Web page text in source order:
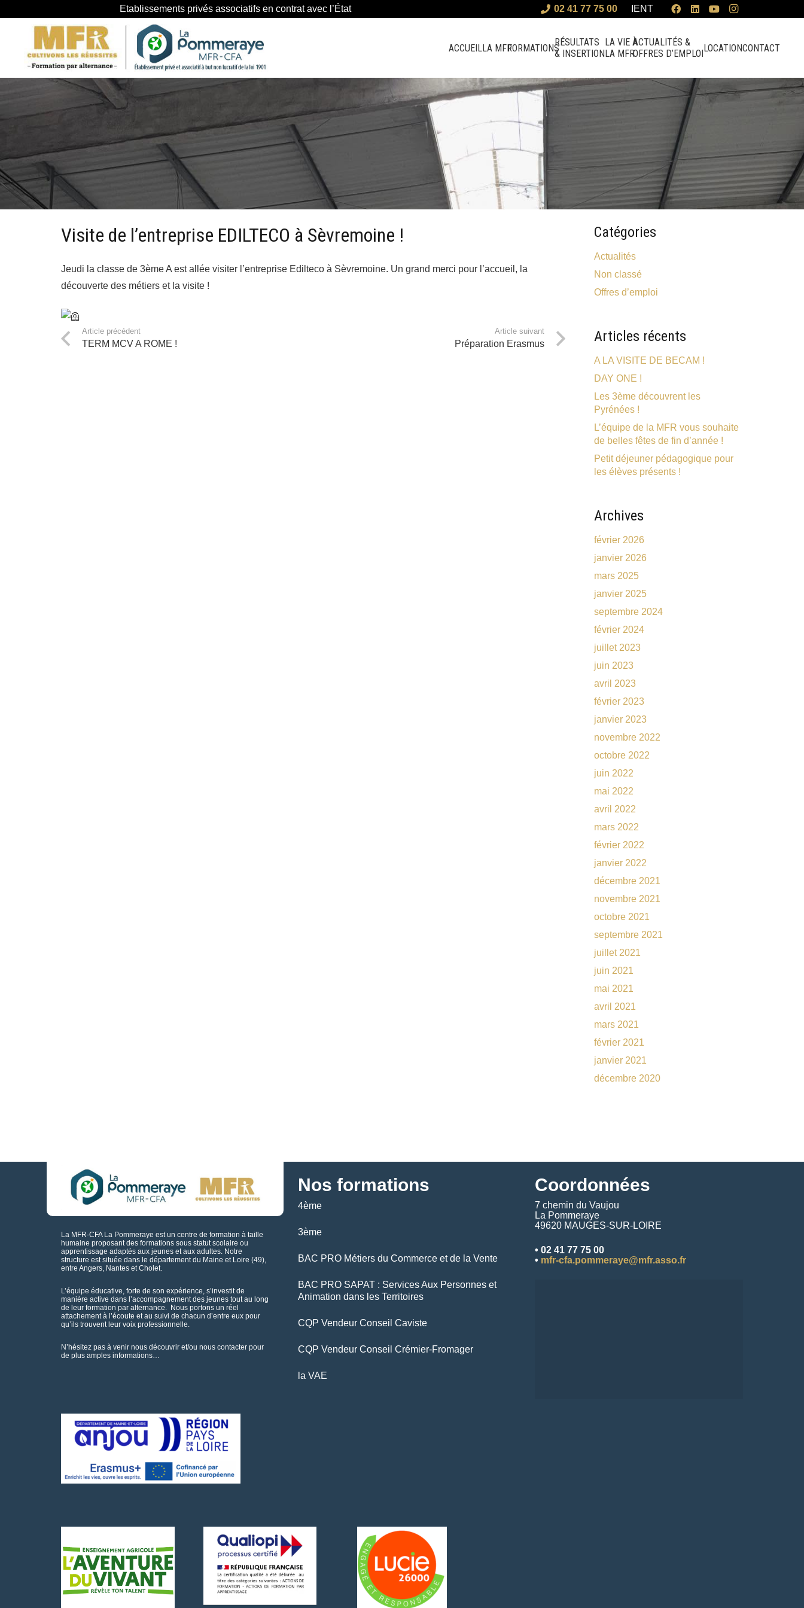
Etablissements privés associatifs en contrat avec l’État 02 41 77 75 00 IENT
ACCUEILLA MFRFORMATIONSRÉSULTATS
& INSERTION
LA VIE À
LA MFR
ACTUALITÉS &
OFFRES D’EMPLOILOCATIONCONTACT
Visite de l’entreprise EDILTECO à Sèvremoine !
Jeudi la classe de 3ème A est allée visiter l’entreprise Edilteco à Sèvremoine. Un grand merci pour l’accueil, la
découverte des métiers et la visite !
Article précédent
TERM MCV A ROME !
Article suivant
Préparation Erasmus
Catégories
Actualités
Non classé
Offres d’emploi
Articles récents
A LA VISITE DE BECAM !
DAY ONE !
Les 3ème découvrent les
Pyrénées !
L’équipe de la MFR vous souhaite
de belles fêtes de fin d’année !
Petit déjeuner pédagogique pour
les élèves présents !
Archives
février 2026
janvier 2026
mars 2025
janvier 2025
septembre 2024
février 2024
juillet 2023
juin 2023
avril 2023
février 2023
janvier 2023
novembre 2022
octobre 2022
juin 2022
mai 2022
avril 2022
mars 2022
février 2022
janvier 2022
décembre 2021
novembre 2021
octobre 2021
septembre 2021
juillet 2021
juin 2021
mai 2021
avril 2021
mars 2021
février 2021
janvier 2021
décembre 2020
La MFR-CFA La Pommeraye est un centre de formation à taille
humaine proposant des formations sous statut scolaire ou
apprentissage adaptés aux jeunes et aux adultes. Notre
structure est située dans le département du Maine et Loire (49),
entre Angers, Nantes et Cholet.
L’équipe éducative, forte de son expérience, s’investit de
manière active dans l’accompagnement des jeunes tout au long
de leur formation par alternance. Nous portons un réel
attachement à l’écoute et au suivi de chacun d’entre eux pour
qu’ils trouvent leur voix professionnelle.
N’hésitez pas à venir nous découvrir et/ou nous contacter pour
de plus amples informations…
Nos formations
4ème
3ème
BAC PRO Métiers du Commerce et de la Vente
BAC PRO SAPAT : Services Aux Personnes et
Animation dans les Territoires
CQP Vendeur Conseil Caviste
CQP Vendeur Conseil Crémier-Fromager
la VAE
Coordonnées
7 chemin du Vaujou
La Pommeraye
49620 MAUGES-SUR-LOIRE
• 02 41 77 75 00
• mfr-cfa.pommeraye@mfr.asso.fr